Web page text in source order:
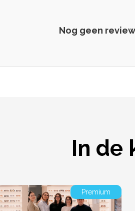
Nog geen
In de
Premium